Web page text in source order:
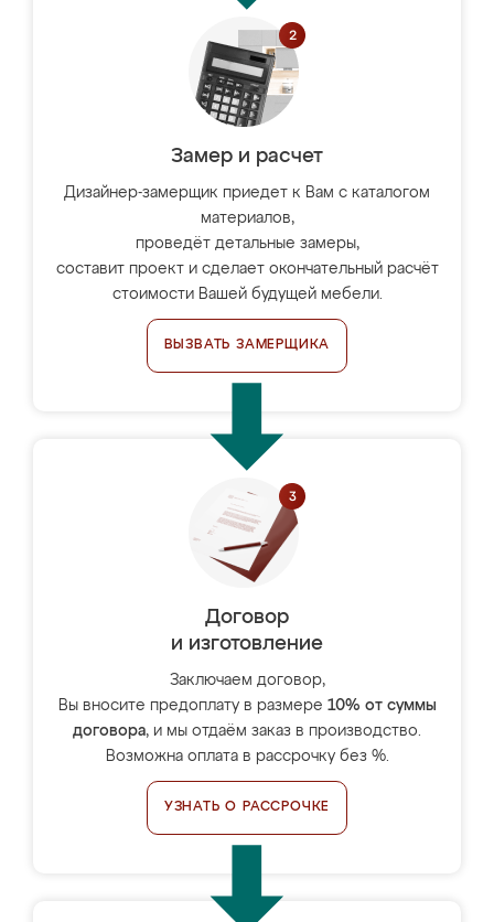
Замер и расчет
Дизайнер-замерщик приедет к Вам с каталогом
материалов,
проведёт детальные замеры,
составит проект и сделает окончательный расчёт
стоимости Вашей будущей мебели.
ВЫЗВАТЬ ЗАМЕРЩИКА
Договор
и изготовление
Заключаем договор,
Вы вносите предоплату в размере 10% от суммы
договора, и мы отдаём заказ в производство.
Возможна оплата в рассрочку без %.
УЗНАТЬ О РАССРОЧКЕ